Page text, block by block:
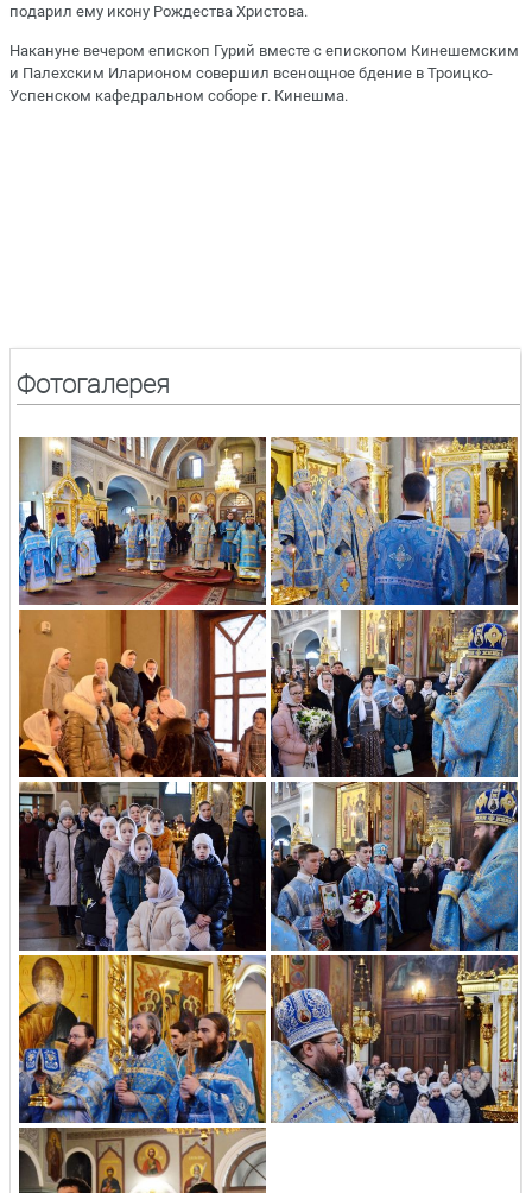
подарил ему икону Рождества Христова.
Накануне вечером епископ Гурий вместе с епископом Кинешемским
и Палехским Иларионом совершил всенощное бдение в Троицко-
Успенском кафедральном соборе г. Кинешма.
Фотогалерея